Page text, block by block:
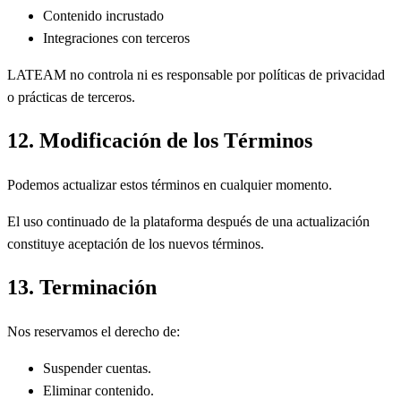
Contenido incrustado
Integraciones con terceros
LATEAM no controla ni es responsable por políticas de privacidad
o prácticas de terceros.
12. Modificación de los Términos
Podemos actualizar estos términos en cualquier momento.
El uso continuado de la plataforma después de una actualización
constituye aceptación de los nuevos términos.
13. Terminación
Nos reservamos el derecho de:
Suspender cuentas.
Eliminar contenido.